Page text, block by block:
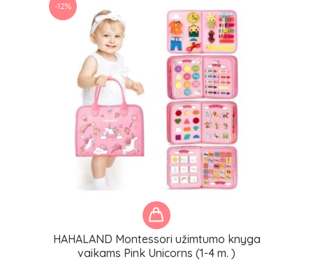
HAHALAND Montessori užimtumo knyga
vaikams Pink Unicorns (1-4 m. )
-12%